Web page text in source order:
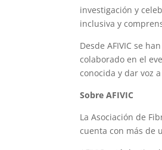
investigación y
inclusiva y
Desde AFIVIC se
colaborado en el
conocida y dar voz
Sobre AFIVIC
La Asociación de
cuenta con más de